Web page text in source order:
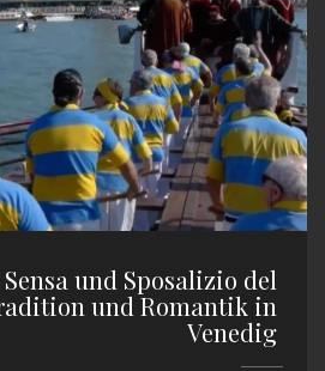
und Sposalizio del
und Romantik in
Venedig